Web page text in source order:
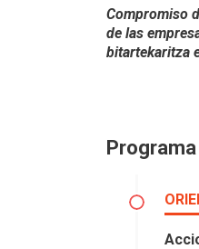
Compromiso
de las
bitartekaritza